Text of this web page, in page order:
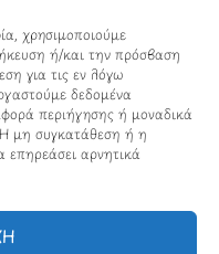
χρησιμοποιούμε
ή/και την πρόσβαση
για τις εν λόγω
δεδομένα
περιήγησης ή μοναδικά
Η μη συγκατάθεση ή η
αρνητικά
Xristianika.gr
ZoumeSpiti.gr
Group Μ.Ι.Κ.Ε.) |